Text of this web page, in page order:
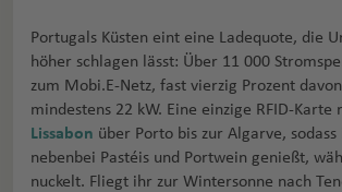
Portugals Küsten eint eine Ladequote, die
höher schlagen lässt: Über 11 000
zum Mobi.E-Netz, fast vierzig Prozent
mindestens 22 kW. Eine einzige RFID-Karte
Lissabon über Porto bis zur Algarve, sodass
nebenbei Pastéis und Portwein genießt,
nuckelt. Fliegt ihr zur Wintersonne nach